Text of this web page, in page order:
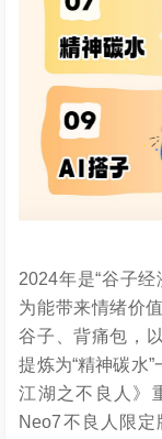
2024年是“谷子
为能带来情绪价
谷子、背痛包，
提炼为“精神碳水
江湖之不良人
Neo7不良人限